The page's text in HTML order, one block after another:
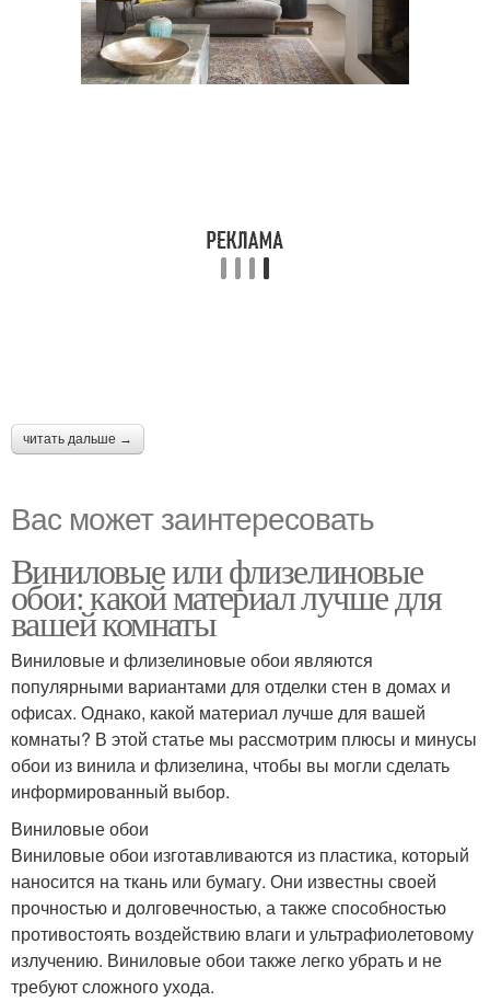
читать дальше →
Вас может заинтересовать
Виниловые или флизелиновые
обои: какой материал лучше для
вашей комнаты
Виниловые и флизелиновые обои являются
популярными вариантами для отделки стен в домах и
офисах. Однако, какой материал лучше для вашей
комнаты? В этой статье мы рассмотрим плюсы и минусы
обои из винила и флизелина, чтобы вы могли сделать
информированный выбор.
Виниловые обои
Виниловые обои изготавливаются из пластика, который
наносится на ткань или бумагу. Они известны своей
прочностью и долговечностью, а также способностью
противостоять воздействию влаги и ультрафиолетовому
излучению. Виниловые обои также легко убрать и не
требуют сложного ухода.